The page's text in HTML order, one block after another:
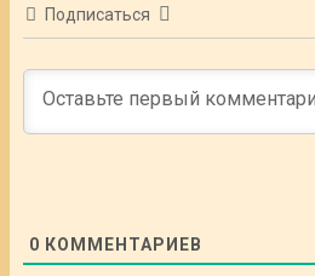
Подписаться
0 КОММЕНТАРИЕВ